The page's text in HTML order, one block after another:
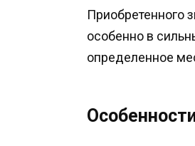
Приобретенного
особенно в
определенное